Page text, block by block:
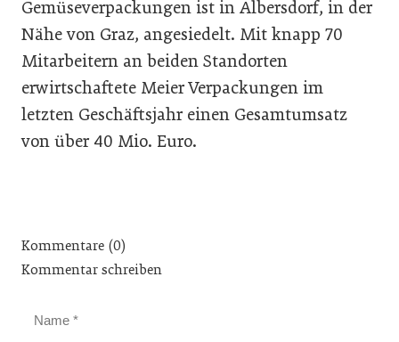
Gemüseverpackungen ist in Albersdorf, in der
Nähe von Graz, angesiedelt. Mit knapp 70
Mitarbeitern an beiden Standorten
erwirtschaftete Meier Verpackungen im
letzten Geschäftsjahr einen Gesamtumsatz
von über 40 Mio. Euro.
Kommentare (0)
Kommentar schreiben